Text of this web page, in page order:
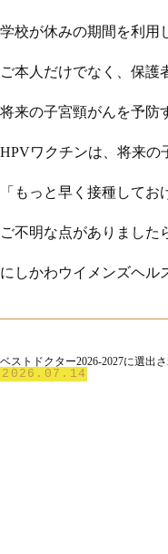
学校が休みの期間を利用
ご本人だけでなく、保護
将来の子宮頸がんを予防
HPVワクチンは、将来の
「もっと早く接種して
ご不明な点がありました
にしかわウイメンズヘル
ベストドクター2026-2027に選出
2026.07.14